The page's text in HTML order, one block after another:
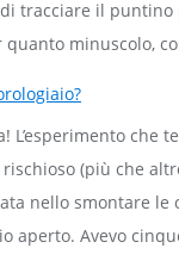
tracciare il
quanto minuscolo,
L’esperimento che
(più che
nello smontare le
aperto. Avevo